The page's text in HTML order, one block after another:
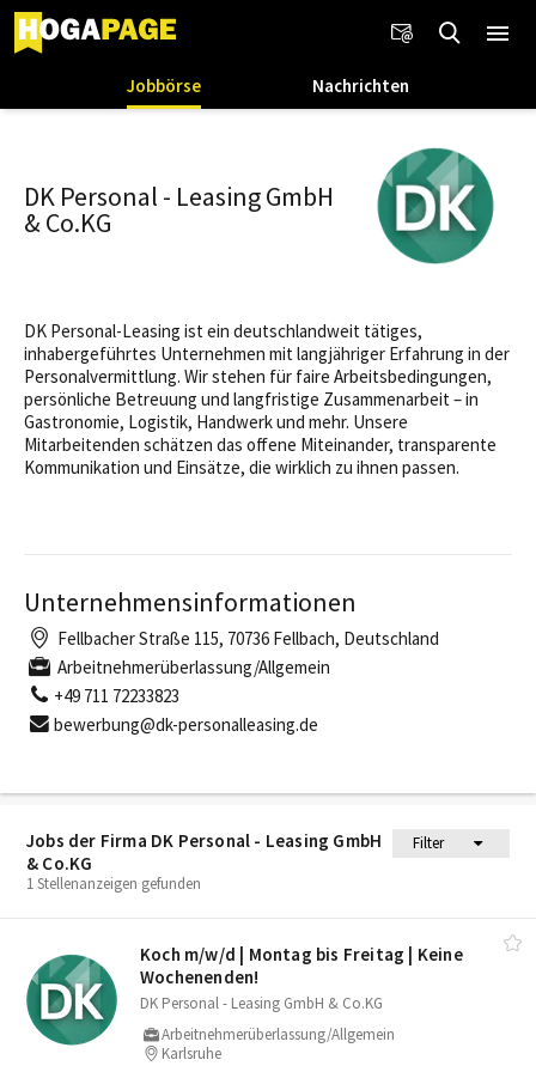
Jobbörse Nachrichten
Jobs der Firma DK Personal - Leasing GmbH
& Co.KG
Filter
1 Stellenanzeigen gefunden
Koch m/​w/​d | Montag bis Freitag | Keine
Wochenenden!
DK Personal - Leasing GmbH & Co.KG
Arbeitnehmerüberlassung/Allgemein
Karlsruhe
DK Personal - Leasing GmbH
& Co.KG
DK Personal-Leasing ist ein deutschlandweit tätiges,
inhabergeführtes Unternehmen mit langjähriger Erfahrung in der
Personalvermittlung. Wir stehen für faire Arbeitsbedingungen,
persönliche Betreuung und langfristige Zusammenarbeit – in
Gastronomie, Logistik, Handwerk und mehr. Unsere
Mitarbeitenden schätzen das offene Miteinander, transparente
Kommunikation und Einsätze, die wirklich zu ihnen passen.
Unternehmensinformationen
Fellbacher Straße 115, 70736 Fellbach, Deutschland
Arbeitnehmerüberlassung/Allgemein
+49 711 72233823
bewerbung@dk-personalleasing.de